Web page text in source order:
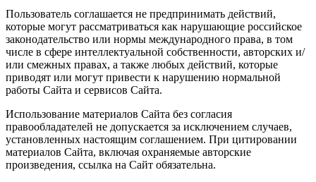
Пользователь соглашается не предпринимать действий,
которые могут рассматриваться как нарушающие российское
законодательство или нормы международного права, в том
числе в сфере интеллектуальной собственности, авторских и/
или смежных правах, а также любых действий, которые
приводят или могут привести к нарушению нормальной
работы Сайта и сервисов Сайта.
Использование материалов Сайта без согласия
правообладателей не допускается за исключением случаев,
установленных настоящим соглашением. При цитировании
материалов Сайта, включая охраняемые авторские
произведения, ссылка на Сайт обязательна.